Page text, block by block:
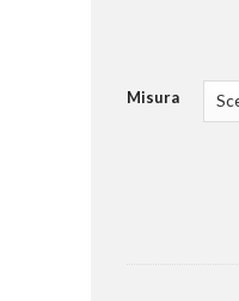
Misura